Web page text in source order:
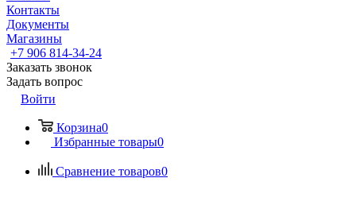
Контакты
Документы
Магазины
+7 906 814-34-24
Заказать звонок
Задать вопрос
Войти
Корзина0
Избранные товары0
Сравнение товаров0